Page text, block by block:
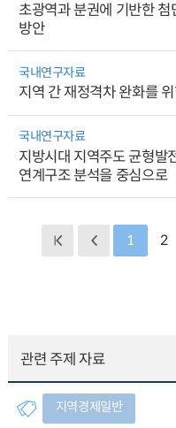
초광역과 분권에 기반한
방안
국내연구자료
지역 간 재정격차 완화를
국내연구자료
지방시대 지역주도 균형발
연계구조 분석을 중심으로
1 2
관련 주제 자료
지역경제일반